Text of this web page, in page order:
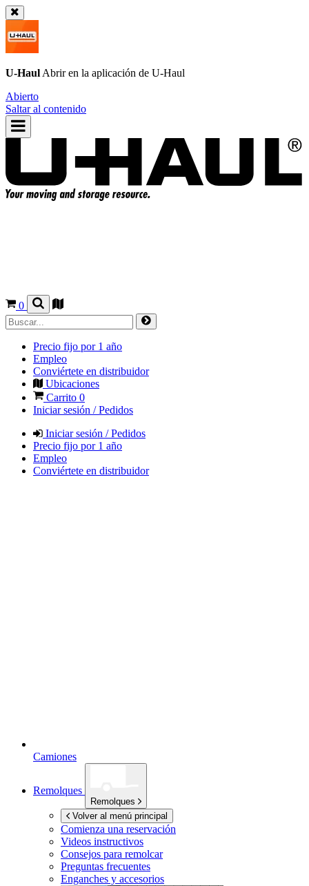
U-Haul Abrir en la aplicación de U-Haul
Abierto
Saltar al contenido
0
Precio fijo por 1 año
Empleo
Conviértete en distribuidor
Ubicaciones
Carrito 0
Iniciar sesión / Pedidos
Iniciar sesión / Pedidos
Precio fijo por 1 año
Empleo
Conviértete en distribuidor
Camiones
Remolques
Remolques
Volver al menú principal
Comienza una reservación
Videos instructivos
Consejos para remolcar
Preguntas frecuentes
Enganches y accesorios